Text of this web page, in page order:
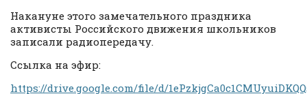
Накануне этого замечательного праздника
активисты Российского движения школьников
записали радиопередачу.
Ссылка на эфир:
https://drive.google.com/file/d/